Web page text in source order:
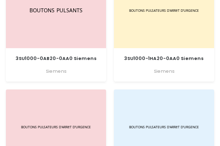
3SU1000-0AB20-0AA0 Siemens
Siemens
3SU1000-1HA20-0AA0 Siemens
Siemens